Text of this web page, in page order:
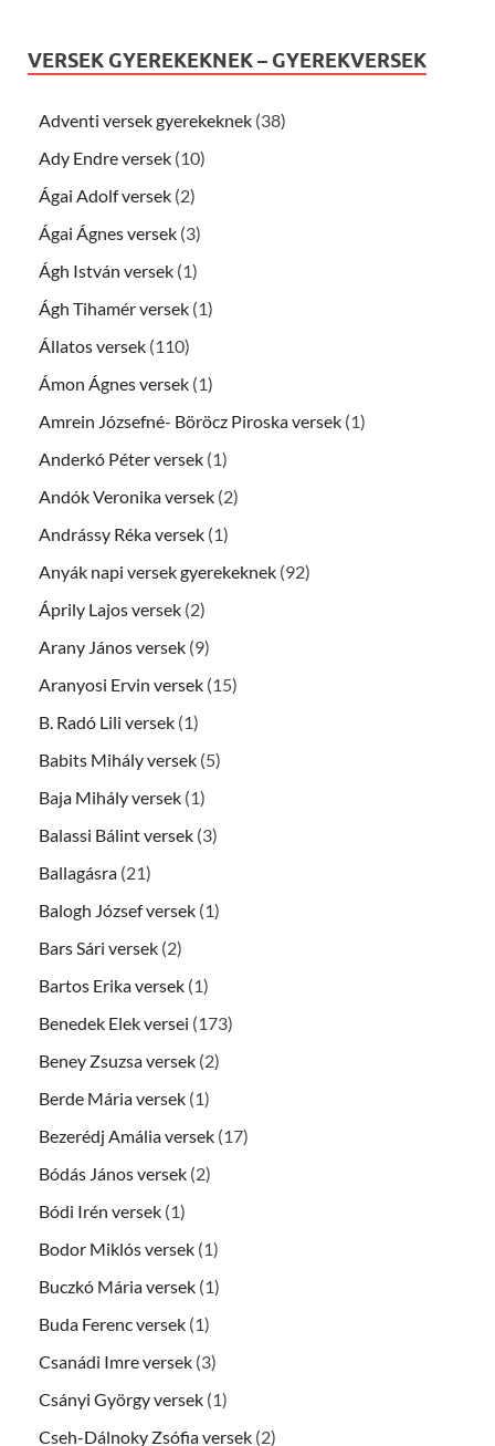
VERSEK GYEREKEKNEK – GYEREKVERSEK
Adventi versek gyerekeknek (38)
Ady Endre versek (10)
Ágai Adolf versek (2)
Ágai Ágnes versek (3)
Ágh István versek (1)
Ágh Tihamér versek (1)
Állatos versek (110)
Ámon Ágnes versek (1)
Amrein Józsefné- Böröcz Piroska versek (1)
Anderkó Péter versek (1)
Andók Veronika versek (2)
Andrássy Réka versek (1)
Anyák napi versek gyerekeknek (92)
Áprily Lajos versek (2)
Arany János versek (9)
Aranyosi Ervin versek (15)
B. Radó Lili versek (1)
Babits Mihály versek (5)
Baja Mihály versek (1)
Balassi Bálint versek (3)
Ballagásra (21)
Balogh József versek (1)
Bars Sári versek (2)
Bartos Erika versek (1)
Benedek Elek versei (173)
Beney Zsuzsa versek (2)
Berde Mária versek (1)
Bezerédj Amália versek (17)
Bódás János versek (2)
Bódi Irén versek (1)
Bodor Miklós versek (1)
Buczkó Mária versek (1)
Buda Ferenc versek (1)
Csanádi Imre versek (3)
Csányi György versek (1)
Cseh-Dálnoky Zsófia versek (2)